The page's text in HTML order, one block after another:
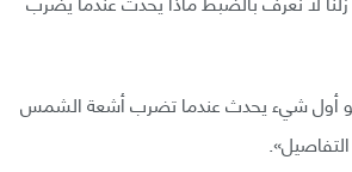
أول شيء يحدث عندما تضرب أشعة الشمس